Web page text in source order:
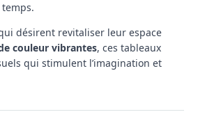
désirent revitaliser leur espace
couleur vibrantes, ces tableaux
qui stimulent l’imagination et